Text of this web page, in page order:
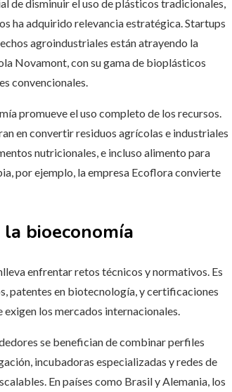
de disminuir el uso de plásticos tradicionales,
ha adquirido relevancia estratégica. Startups
agroindustriales están atrayendo la
Novamont, con su gama de bioplásticos
convencionales.
promueve el uso completo de los recursos.
en convertir residuos agrícolas e industriales
nutricionales, e incluso alimento para
por ejemplo, la empresa Ecoflora convierte
bioeconomía
enfrentar retos técnicos y normativos. Es
patentes en biotecnología, y certificaciones
los mercados internacionales.
se benefician de combinar perfiles
incubadoras especializadas y redes de
En países como Brasil y Alemania, los